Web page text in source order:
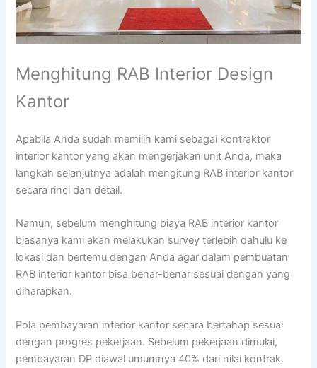
Menghitung RAB Interior Design
Kantor
Apabila Anda sudah memilih kami sebagai kontraktor
interior kantor yang akan mengerjakan unit Anda, maka
langkah selanjutnya adalah mengitung RAB interior kantor
secara rinci dan detail.
Namun, sebelum menghitung biaya RAB interior kantor
biasanya kami akan melakukan survey terlebih dahulu ke
lokasi dan bertemu dengan Anda agar dalam pembuatan
RAB interior kantor bisa benar-benar sesuai dengan yang
diharapkan.
Pola pembayaran interior kantor secara bertahap sesuai
dengan progres pekerjaan. Sebelum pekerjaan dimulai,
pembayaran DP diawal umumnya 40% dari nilai kontrak.